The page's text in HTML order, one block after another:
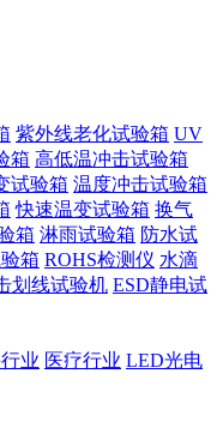
紫外线老化试验箱 UV
箱 高低温冲击试验箱
试验箱 温度冲击试验箱
快速温变试验箱 换气
箱 淋雨试验箱 防水试
箱 ROHS检测仪 水滴
划线试验机 ESD静电试
业 医疗行业 LED光电